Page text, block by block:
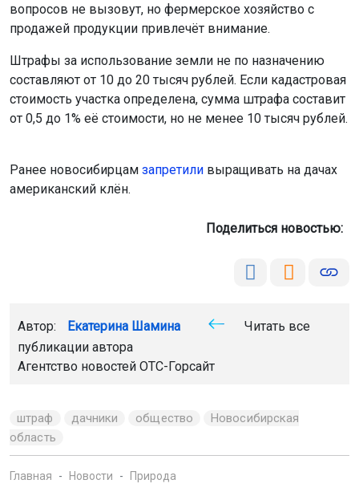
вопросов не вызовут, но фермерское хозяйство с
продажей продукции привлечёт внимание.
Штрафы за использование земли не по назначению
составляют от 10 до 20 тысяч рублей. Если кадастровая
стоимость участка определена, сумма штрафа составит
от 0,5 до 1% её стоимости, но не менее 10 тысяч рублей.
Ранее новосибирцам запретили выращивать на дачах
американский клён.
Поделиться новостью:
Автор: Екатерина Шамина
Читать все
публикации автора
Агентство новостей ОТС-Горсайт
штраф дачники общество
Новосибирская
область
Главная Новости Природа